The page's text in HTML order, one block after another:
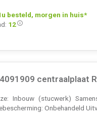
besteld, morgen in huis*
12
centraalplaat
Inbouw (stucwerk)
Onbehandeld